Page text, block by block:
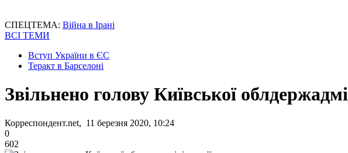
СПЕЦТЕМА: Війна в Ірані
ВСІ ТЕМИ
Вступ України в ЄС
Теракт в Барселоні
Звільнено голову Київської
Корреспондент.net, 11 березня 2020, 10:24
0
602